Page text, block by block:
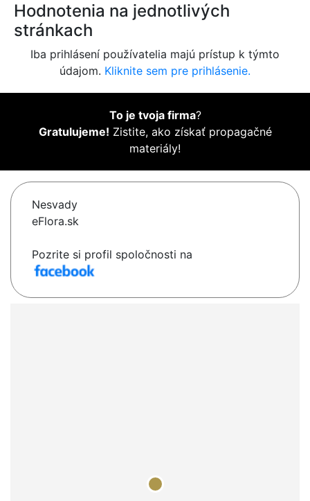
Hodnotenia na jednotlivých
stránkach
Iba prihlásení používatelia majú prístup k týmto
údajom. Kliknite sem pre prihlásenie.
To je tvoja firma?
Gratulujeme! Zistite, ako získať propagačné
materiály!
Nesvady
eFlora.sk
Pozrite si profil spoločnosti na